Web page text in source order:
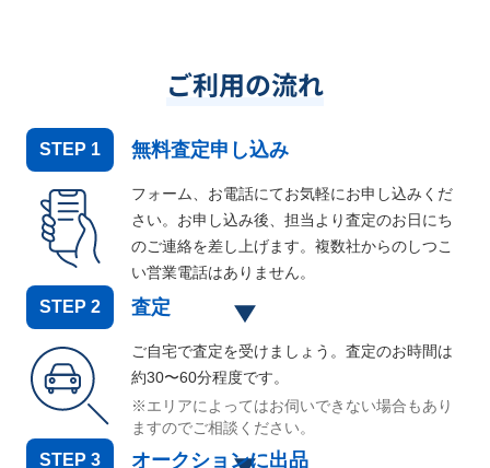
ご利用の流れ
STEP 1 無料査定申し込み
フォーム、お電話にてお気軽にお申し込みくだ
さい。お申し込み後、担当より査定のお日にち
のご連絡を差し上げます。複数社からのしつこ
い営業電話はありません。
STEP 2 査定
ご自宅で査定を受けましょう。査定のお時間は
約30〜60分程度です。
※エリアによってはお伺いできない場合もあり
ますのでご相談ください。
STEP 3 オークションに出品